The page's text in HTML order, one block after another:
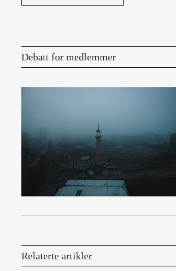
Debatt for medlemmer
Relaterte artikler